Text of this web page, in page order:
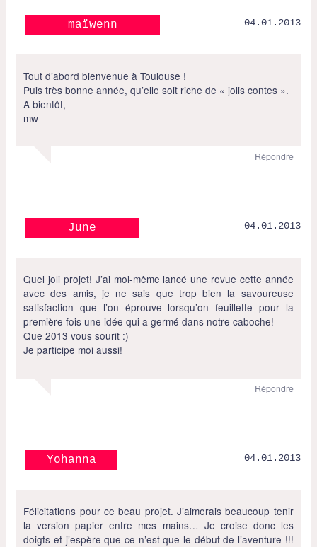
maïwenn 04.01.2013
Tout d’abord bienvenue à Toulouse !
Puis très bonne année, qu’elle soit riche de « jolis contes ».
A bientôt,
mw
Répondre
June 04.01.2013
Quel joli projet! J’ai moi-même lancé une revue cette année
avec des amis, je ne sais que trop bien la savoureuse
satisfaction que l’on éprouve lorsqu’on feuillette pour la
première fois une idée qui a germé dans notre caboche!
Que 2013 vous sourit :)
Je participe moi aussi!
Répondre
Yohanna 04.01.2013
Félicitations pour ce beau projet. J’aimerais beaucoup tenir
la version papier entre mes mains… Je croise donc les
doigts et j’espère que ce n’est que le début de l’aventure !!!